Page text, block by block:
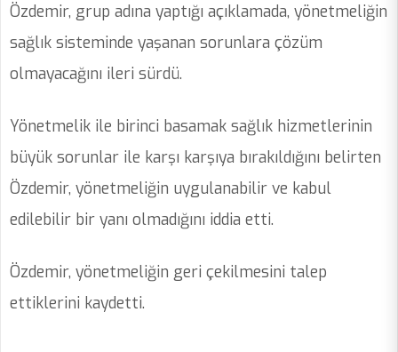
Özdemir, grup adına yaptığı açıklamada, yönetmeliğin
sağlık sisteminde yaşanan sorunlara çözüm
olmayacağını ileri sürdü.
Yönetmelik ile birinci basamak sağlık hizmetlerinin
büyük sorunlar ile karşı karşıya bırakıldığını belirten
Özdemir, yönetmeliğin uygulanabilir ve kabul
edilebilir bir yanı olmadığını iddia etti.
Özdemir, yönetmeliğin geri çekilmesini talep
ettiklerini kaydetti.